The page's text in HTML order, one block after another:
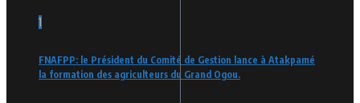
1
FNAFPP: le Président du Comité de Gestion lance à Atakpamé
la formation des agriculteurs du Grand Ogou.